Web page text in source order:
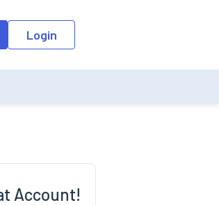
list will be updated as per the
Login
Account!